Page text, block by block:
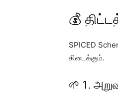
💰
SPICED
கிடைக்கும்.
🌱 1.